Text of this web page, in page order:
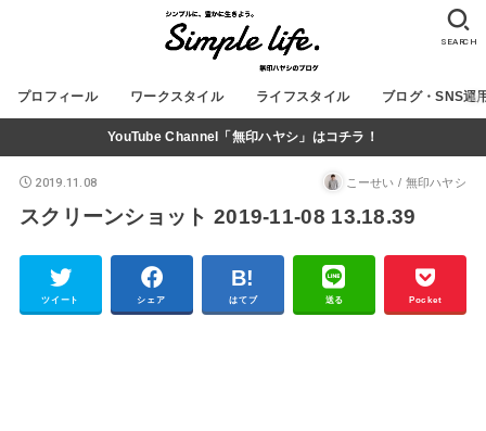
プロフィール ワークスタイル ライフスタイル ブログ・SNS運
SEARCH
YouTube Channel「無印ハヤシ」はコチラ！
2019.11.08 こーせい / 無印ハヤシ
スクリーンショット 2019-11-08 13.18.39
ツイート シェア はてブ 送る Pocket